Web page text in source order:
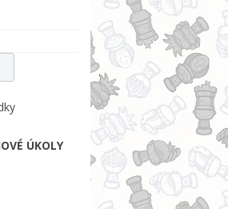
ÚKOLY